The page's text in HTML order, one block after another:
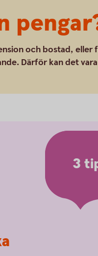
och bostad, eller
Därför kan det
3